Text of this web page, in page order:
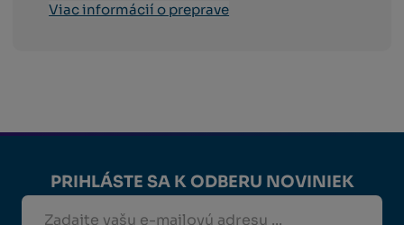
Viac informácií o preprave
PRIHLÁSTE SA K ODBERU NOVINIEK